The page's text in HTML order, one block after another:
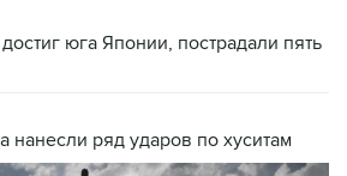
юга Японии, пострадали пять
нанесли ряд ударов по хуситам